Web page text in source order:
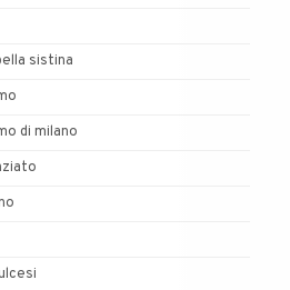
sistina
di milano